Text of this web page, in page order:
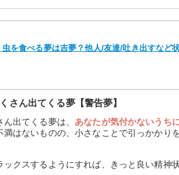
虫を食べる夢は吉夢？他人/友達/吐き出すなど
さん出てくる夢【警告夢】
出てくる夢は、 あなたが気付かないうち
満はないものの、小さなことで引っかかり
クスするようにすれば、きっと良い精神